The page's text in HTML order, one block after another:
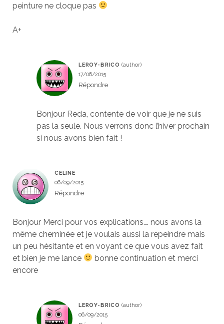
peinture ne cloque pas
A+
LEROY-BRICO
17/06/2015
Répondre
Bonjour Reda, contente de voir que je ne suis
pas la seule. Nous verrons donc l’hiver prochain
si nous avons bien fait !
CELINE
06/09/2015
Répondre
Bonjour Merci pour vos explications…. nous avons la
même cheminée et je voulais aussi la repeindre mais
un peu hésitante et en voyant ce que vous avez fait
et bien je me lance
bonne continuation et merci
encore
LEROY-BRICO
06/09/2015